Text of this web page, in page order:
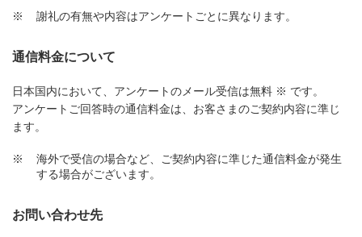
※ 謝礼の有無や内容はアンケートごとに異なります。
通信料金について
日本国内において、アンケートのメール受信は無料 ※ です。
アンケートご回答時の通信料金は、お客さまのご契約内容に準じ
ます。
※
海外で受信の場合など、ご契約内容に準じた通信料金が発生
する場合がございます。
お問い合わせ先